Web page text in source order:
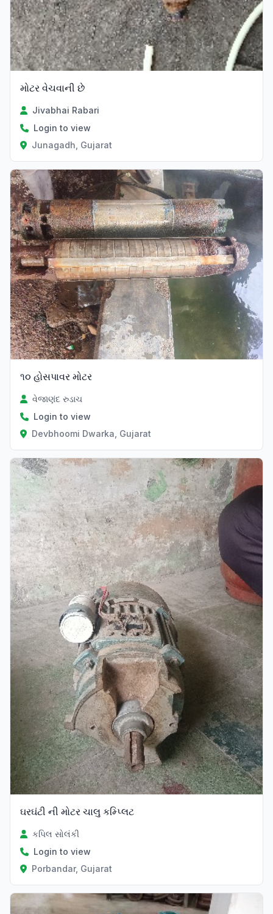
મોટર વેચવાની છે
Jivabhai Rabari
Login to view
Junagadh, Gujarat
૧૦ હોસપાવર મોટર
વેજાણંદ રુડાચ
Login to view
Devbhoomi Dwarka, Gujarat
ઘરઘંટી ની મોટર ચાલુ કમ્પ્લિટ
કપિલ સોલંકી
Login to view
Porbandar, Gujarat